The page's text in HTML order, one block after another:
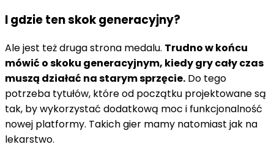
I gdzie ten skok generacyjny?
Ale jest też druga strona medalu. Trudno w końcu
mówić o skoku generacyjnym, kiedy gry cały czas
muszą działać na starym sprzęcie. Do tego
potrzeba tytułów, które od początku projektowane są
tak, by wykorzystać dodatkową moc i funkcjonalność
nowej platformy. Takich gier mamy natomiast jak na
lekarstwo.